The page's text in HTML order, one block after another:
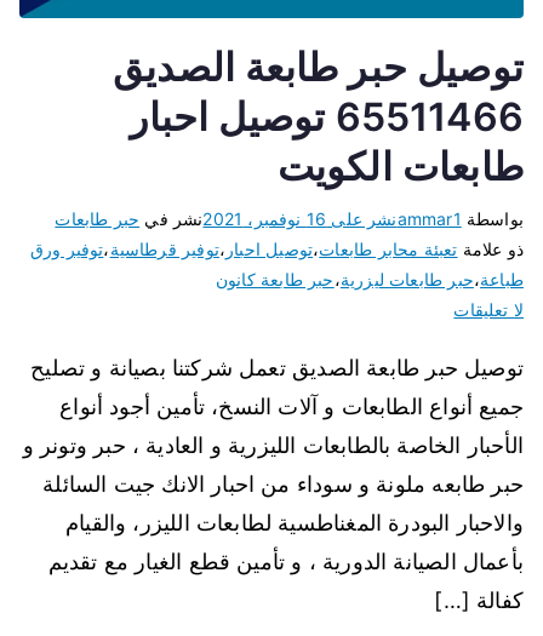
توصيل حبر طابعة الصديق
65511466 توصيل احبار
طابعات الكويت
بواسطة ammar1نشر على 16 نوفمبر، 2021 نشر في حبر طابعات
ذو علامة تعبئة محابر طابعات،توصيل احبار ،توفير قرطاسية،توفير ورق
طباعة،حبر طابعات ليزرية،حبر طابعة كانون
لا تعليقات
توصيل حبر طابعة الصديق تعمل شركتنا بصيانة و تصليح
جميع أنواع الطابعات و آلات النسخ، تأمين أجود أنواع
الأحبار الخاصة بالطابعات الليزرية و العادية ، حبر وتونر و
حبر طابعه ملونة و سوداء من احبار الانك جيت السائلة
والاحبار البودرة المغناطسية لطابعات الليزر، والقيام
بأعمال الصيانة الدورية ، و تأمين قطع الغيار مع تقديم
كفالة […]